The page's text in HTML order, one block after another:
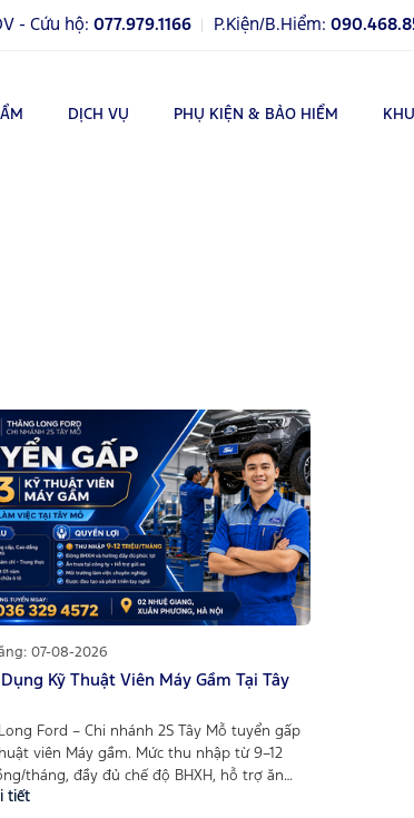
- Cứu hộ: 077.979.1166 P.Kiện/B.Hiểm:
DỊCH VỤ PHỤ KIỆN & BẢO HIỂM
07-08-2026
Dụng Kỹ Thuật Viên Máy Gầm Tại Tây
Long Ford – Chi nhánh 2S Tây Mỗ tuyển gấp
viên Máy gầm. Mức thu nhập từ 9–12
tháng, đầy đủ chế độ BHXH, hỗ trợ ăn
trường làm việc chuyên nghiệp và cơ hội
tiết